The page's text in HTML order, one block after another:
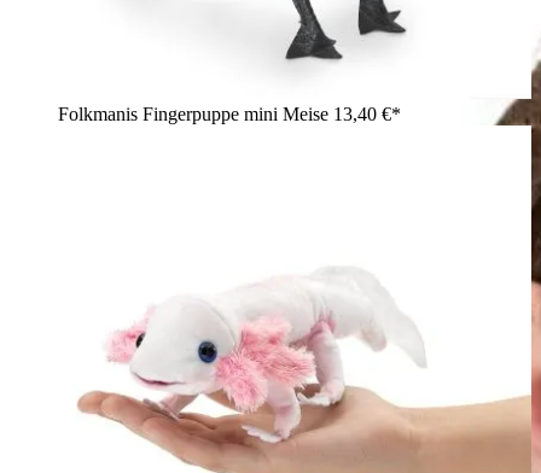
Folkmanis Fingerpuppe mini Meise 13,40 €*